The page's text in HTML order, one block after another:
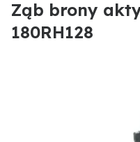
Ząb brony
180RH128